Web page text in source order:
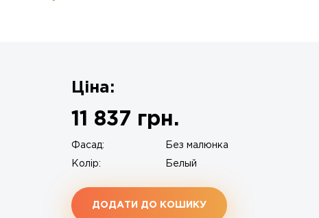
Ціна:
11 837 грн.
Фасад: Без малюнка
Колір: Белый
ДОДАТИ ДО КОШИКУ